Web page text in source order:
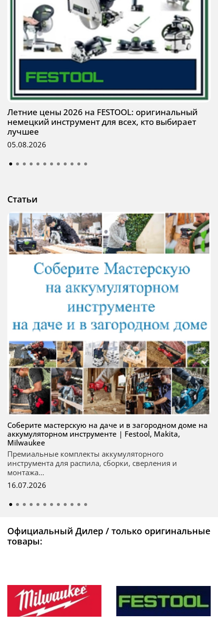
Летние цены 2026 на FESTOOL: оригинальный
немецкий инструмент для всех, кто выбирает
лучшее
05.08.2026
Статьи
Соберите мастерскую на даче и в загородном доме на
аккумуляторном инструменте | Festool, Makita,
Milwaukee
Премиальные комплекты аккумуляторного
инструмента для распила, сборки, сверления и
монтажа...
16.07.2026
Официальный Дилер / только оригинальные
товары: